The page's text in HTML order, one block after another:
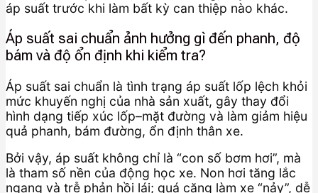
áp suất trước khi làm bất kỳ can thiệp nào khác.
Áp suất sai chuẩn ảnh hưởng gì đến phanh, độ
bám và độ ổn định khi kiểm tra?
Áp suất sai chuẩn là tình trạng áp suất lốp lệch khỏi
mức khuyến nghị của nhà sản xuất, gây thay đổi
hình dạng tiếp xúc lốp–mặt đường và làm giảm hiệu
quả phanh, bám đường, ổn định thân xe.
Bởi vậy, áp suất không chỉ là “con số bơm hơi”, mà
là tham số nền của động học xe. Non hơi tăng lắc
ngang và trễ phản hồi lái; quá căng làm xe “nảy”, dễ